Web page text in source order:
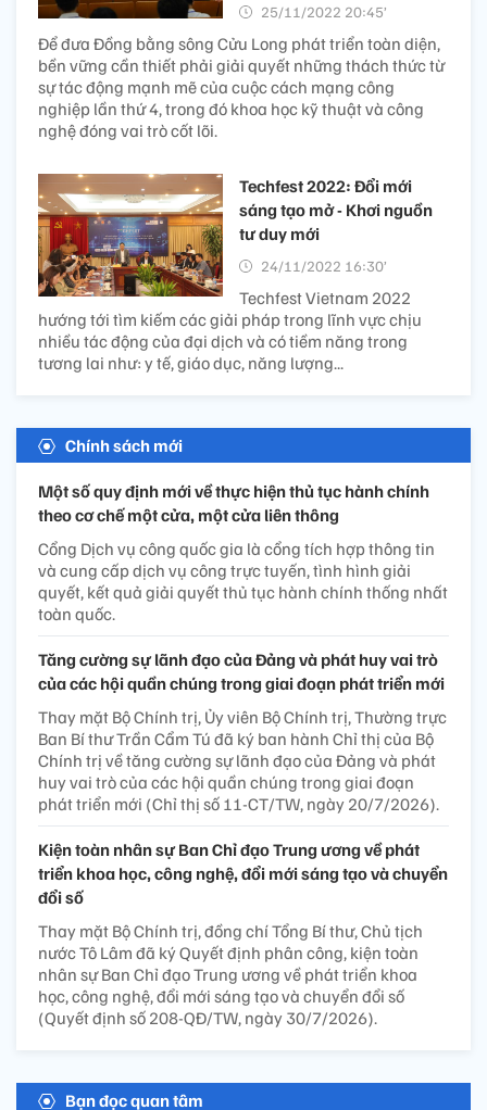
25/11/2022 20:45’
Để đưa Đồng bằng sông Cửu Long phát triển toàn diện,
bền vững cần thiết phải giải quyết những thách thức từ
sự tác động mạnh mẽ của cuộc cách mạng công
nghiệp lần thứ 4, trong đó khoa học kỹ thuật và công
nghệ đóng vai trò cốt lõi.
Techfest 2022: Đổi mới
sáng tạo mở - Khơi nguồn
tư duy mới
24/11/2022 16:30’
Techfest Vietnam 2022
hướng tới tìm kiếm các giải pháp trong lĩnh vực chịu
nhiều tác động của đại dịch và có tiềm năng trong
tương lai như: y tế, giáo dục, năng lượng...
Chính sách mới
Một số quy định mới về thực hiện thủ tục hành chính
theo cơ chế một cửa, một cửa liên thông
Cổng Dịch vụ công quốc gia là cổng tích hợp thông tin
và cung cấp dịch vụ công trực tuyến, tình hình giải
quyết, kết quả giải quyết thủ tục hành chính thống nhất
toàn quốc.
Tăng cường sự lãnh đạo của Đảng và phát huy vai trò
của các hội quần chúng trong giai đoạn phát triển mới
Thay mặt Bộ Chính trị, Ủy viên Bộ Chính trị, Thường trực
Ban Bí thư Trần Cẩm Tú đã ký ban hành Chỉ thị của Bộ
Chính trị về tăng cường sự lãnh đạo của Đảng và phát
huy vai trò của các hội quần chúng trong giai đoạn
phát triển mới (Chỉ thị số 11-CT/TW, ngày 20/7/2026).
Kiện toàn nhân sự Ban Chỉ đạo Trung ương về phát
triển khoa học, công nghệ, đổi mới sáng tạo và chuyển
đổi số
Thay mặt Bộ Chính trị, đồng chí Tổng Bí thư, Chủ tịch
nước Tô Lâm đã ký Quyết định phân công, kiện toàn
nhân sự Ban Chỉ đạo Trung ương về phát triển khoa
học, công nghệ, đổi mới sáng tạo và chuyển đổi số
(Quyết định số 208-QĐ/TW, ngày 30/7/2026).
Bạn đọc quan tâm